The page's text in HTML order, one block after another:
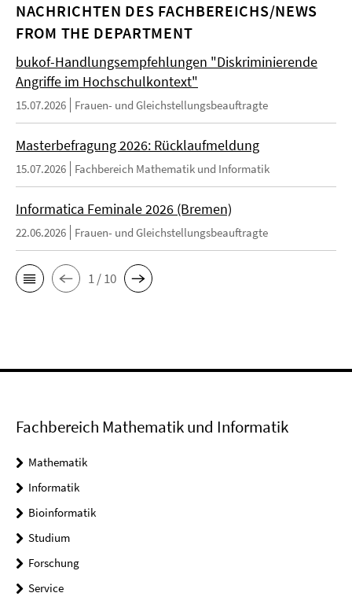
NACHRICHTEN DES FACHBEREICHS/NEWS
FROM THE DEPARTMENT
bukof-Handlungsempfehlungen "Diskriminierende
Angriffe im Hochschulkontext"
15.07.2026 Frauen- und Gleichstellungsbeauftragte
Masterbefragung 2026: Rücklaufmeldung
15.07.2026 Fachbereich Mathematik und Informatik
Informatica Feminale 2026 (Bremen)
22.06.2026 Frauen- und Gleichstellungsbeauftragte
1 / 10
Fachbereich Mathematik und Informatik
Mathematik
Informatik
Bioinformatik
Studium
Forschung
Service